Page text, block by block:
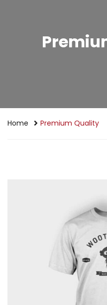
Home Premium Quality